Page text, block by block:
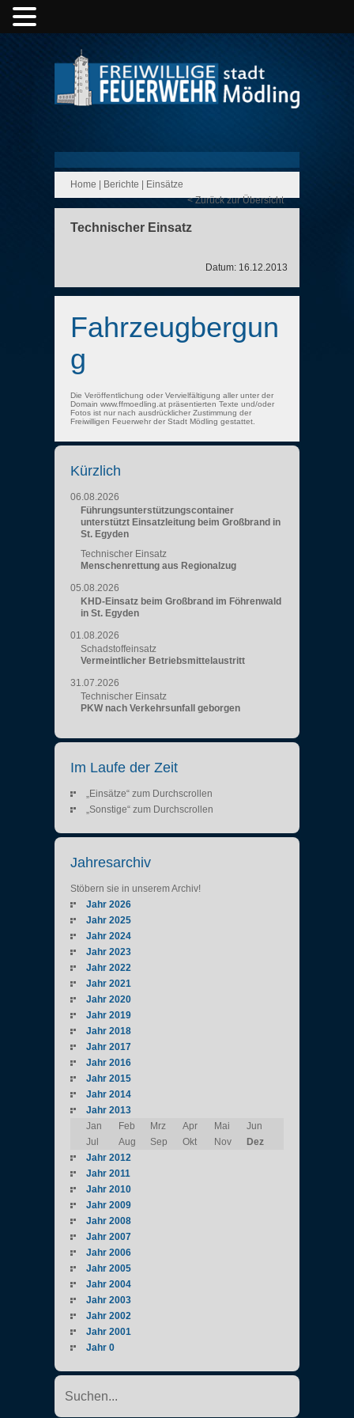
Home Berichte
Einsätze
< Zurück zur Übersicht
Technischer Einsatz
Datum: 16.12.2013
Fahrzeugbergun
g
Die Veröffentlichung oder Vervielfältigung aller unter der
Domain www.ffmoedling.at präsentierten Texte und/oder
Fotos ist nur nach ausdrücklicher Zustimmung der
Freiwilligen Feuerwehr der Stadt Mödling gestattet.
Kürzlich
06.08.2026
Führungsunterstützungscontainer
unterstützt Einsatzleitung beim Großbrand in
St. Egyden
Technischer Einsatz
Menschenrettung aus Regionalzug
05.08.2026
KHD-Einsatz beim Großbrand im Föhrenwald
in St. Egyden
01.08.2026
Schadstoffeinsatz
Vermeintlicher Betriebsmittelaustritt
31.07.2026
Technischer Einsatz
PKW nach Verkehrsunfall geborgen
Im Laufe der Zeit
„Einsätze“ zum Durchscrollen
„Sonstige“ zum Durchscrollen
Jahresarchiv
Stöbern sie in unserem Archiv!
Jahr 2026
Jahr 2025
Jahr 2024
Jahr 2023
Jahr 2022
Jahr 2021
Jahr 2020
Jahr 2019
Jahr 2018
Jahr 2017
Jahr 2016
Jahr 2015
Jahr 2014
Jahr 2013
Jan
Feb Mrz Apr Mai
Jun
Jul
Aug Sep Okt Nov
Dez
Jahr 2012
Jahr 2011
Jahr 2010
Jahr 2009
Jahr 2008
Jahr 2007
Jahr 2006
Jahr 2005
Jahr 2004
Jahr 2003
Jahr 2002
Jahr 2001
Jahr 0